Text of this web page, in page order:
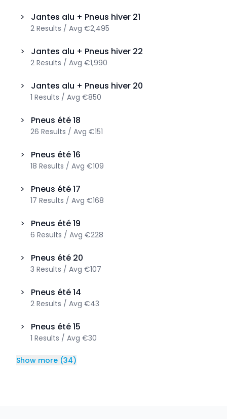
> Jantes alu + Pneus hiver 21
2 Results / Avg €2,495
> Jantes alu + Pneus hiver 22
2 Results / Avg €1,990
> Jantes alu + Pneus hiver 20
1 Results / Avg €850
> Pneus été18
26 Results / Avg €151
> Pneus été16
18 Results / Avg €109
> Pneus été17
17 Results / Avg €168
> Pneus été19
6 Results / Avg €228
> Pneus été 20
3 Results / Avg €107
> Pneus été14
2 Results / Avg €43
> Pneus été15
1 Results / Avg €30
Show more (34)